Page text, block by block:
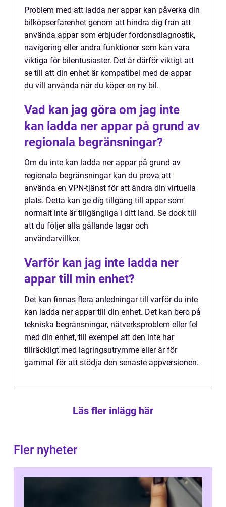
Problem med att ladda ner appar kan påverka din
bilköpserfarenhet genom att hindra dig från att
använda appar som erbjuder fordonsdiagnostik,
navigering eller andra funktioner som kan vara
viktiga för bilentusiaster. Det är därför viktigt att
se till att din enhet är kompatibel med de appar
du vill använda när du köper en ny bil.
Vad kan jag göra om jag inte
kan ladda ner appar på grund av
regionala begränsningar?
Om du inte kan ladda ner appar på grund av
regionala begränsningar kan du prova att
använda en VPN-tjänst för att ändra din virtuella
plats. Detta kan ge dig tillgång till appar som
normalt inte är tillgängliga i ditt land. Se dock till
att du följer alla gällande lagar och
användarvillkor.
Varför kan jag inte ladda ner
appar till min enhet?
Det kan finnas flera anledningar till varför du inte
kan ladda ner appar till din enhet. Det kan bero på
tekniska begränsningar, nätverksproblem eller fel
med din enhet, till exempel att den inte har
tillräckligt med lagringsutrymme eller är för
gammal för att stödja den senaste appversionen.
Läs fler inlägg här
Fler nyheter